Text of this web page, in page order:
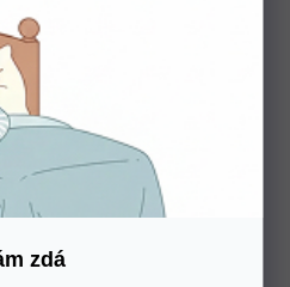
zdá
osobní